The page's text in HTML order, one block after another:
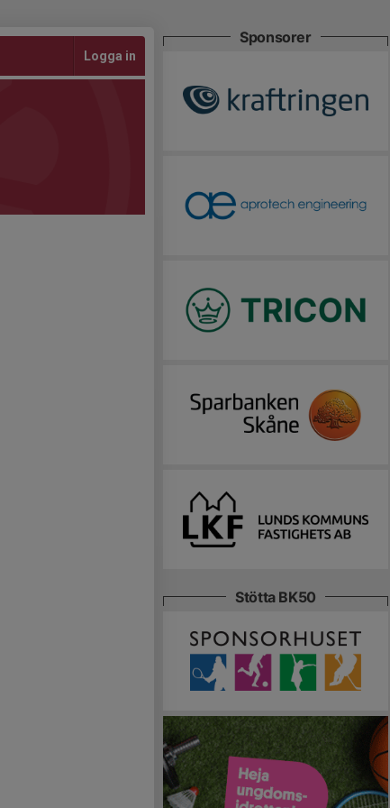
Logga in
Sponsorer
Stötta BK50